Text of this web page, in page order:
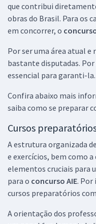
que contribui
obras do Brasil. Para os
em concorrer, o
Por ser uma área atual e
bastante disputadas.
essencial para garanti-la.
Confira abaixo mais
saiba como se preparar
Cursos
A estrutura organizada
e exercícios, bem como
elementos cruciais para
para o concurso AIE. Por
cursos preparatórios
A orientação dos